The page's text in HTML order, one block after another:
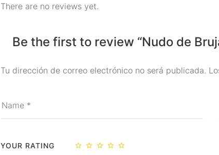
There are no reviews yet.
Be the first to review “Nudo de
Tu dirección de correo electrónico no será publicada.
YOUR RATING